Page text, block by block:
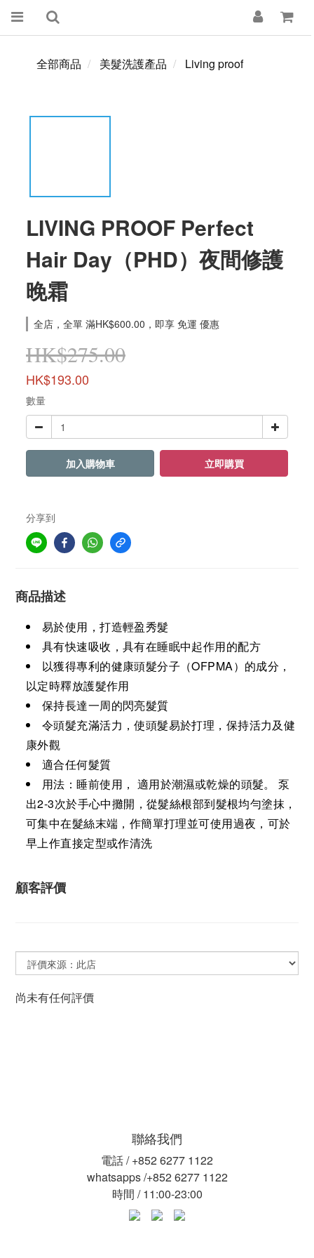
全部商品 美髮洗護產品 Living proof
LIVING PROOF Perfect
Hair Day（PHD）夜間修護
晚霜
全店，全單 滿HK$600.00，即享 免運 優惠
HK$275.00
HK$193.00
數量
加入購物車 立即購買
分享到
商品描述
易於使用，打造輕盈秀髮
具有快速吸收，具有在睡眠中起作用的配方
以獲得專利的健康頭髮分子（OFPMA）的成分，
以定時釋放護髮作用
保持長達一周的閃亮髮質
令頭髮充滿活力，使頭髮易於打理，保持活力及健
康外觀
適合任何髮質
用法：睡前使用， 適用於潮濕或乾燥的頭髮。 泵
出2-3次於手心中攤開，從髮絲根部到髮根均勻塗抹，
可集中在髮絲末端，作簡單打理並可使用過夜，可於
早上作直接定型或作清洗
顧客評價
尚未有任何評價
聯絡我們
電話 / +852 6277 1122
whatsapps /+852 6277 1122
時間 / 11:00-23:00